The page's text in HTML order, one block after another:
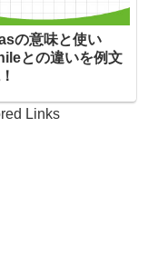
の意味と使い
との違いを例文
Links